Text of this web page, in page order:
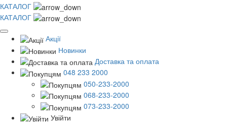
КАТАЛОГ
КАТАЛОГ
Акції
Новинки
Доставка та оплата
048 233 2000
050-233-2000
068-233-2000
073-233-2000
Увійти